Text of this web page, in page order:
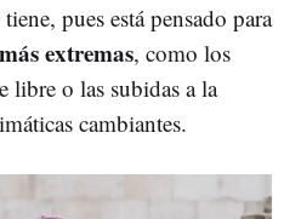
pues está pensado para
extremas, como los
libre o las subidas a la
cambiantes.